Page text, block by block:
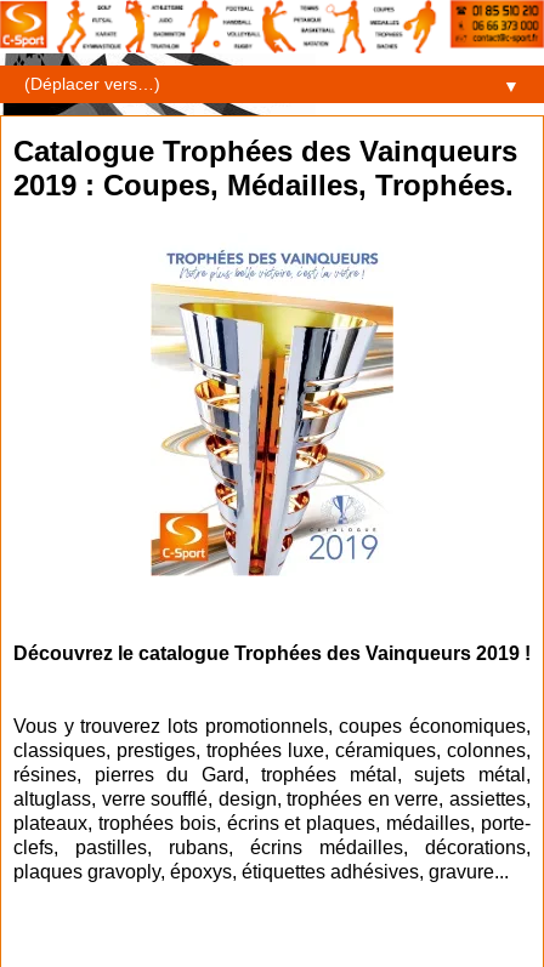
▼
Catalogue Trophées des Vainqueurs
2019 : Coupes, Médailles, Trophées.
Découvrez le catalogue Trophées des Vainqueurs 2019 !
Vous y trouverez lots promotionnels, coupes économiques,
classiques, prestiges, trophées luxe, céramiques, colonnes,
résines, pierres du Gard, trophées métal, sujets métal,
altuglass, verre soufflé, design, trophées en verre, assiettes,
plateaux, trophées bois, écrins et plaques, médailles, porte-
clefs, pastilles, rubans, écrins médailles, décorations,
plaques gravoply, époxys, étiquettes adhésives, gravure...